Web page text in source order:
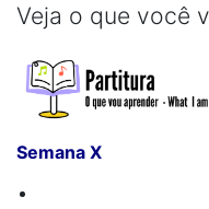
Veja o que você
Semana X